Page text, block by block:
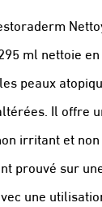
ml nettoie
peaux
Il offre
irritant et
prouvé sur
une